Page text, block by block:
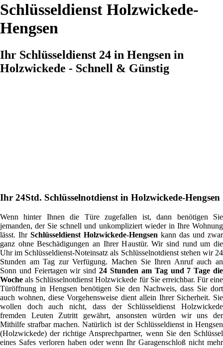
Schlüsseldienst Holzwickede-
Hengsen
Ihr Schlüsseldienst 24 in Hengsen in
Holzwickede - Schnell & Günstig
Ihr 24Std. Schlüsselnotdienst in Holzwickede-Hengsen
Wenn hinter Ihnen die Türe zugefallen ist, dann benötigen Sie
jemanden, der Sie schnell und unkompliziert wieder in Ihre Wohnung
lässt. Ihr Schlüsseldienst Holzwickede-Hengsen kann das und zwar
ganz ohne Beschädigungen an Ihrer Haustür. Wir sind rund um die
Uhr im Schlüsseldienst-Noteinsatz als Schlüsselnotdienst stehen wir 24
Stunden am Tag zur Verfügung. Machen Sie Ihren Anruf auch an
Sonn und Feiertagen wir sind24 Stunden am Tag und 7 Tage die
Woche als Schlüsselnotdienst Holzwickede für Sie erreichbar. Für eine
Türöffnung in Hengsen benötigen Sie den Nachweis, dass Sie dort
auch wohnen, diese Vorgehensweise dient allein Ihrer Sicherheit. Sie
wollen doch auch nicht, dass der Schlüsseldienst Holzwickede
fremden Leuten Zutritt gewährt, ansonsten würden wir uns der
Mithilfe strafbar machen. Natürlich ist der Schlüsseldienst in Hengsen
(Holzwickede) der richtige Ansprechpartner, wenn Sie den Schlüssel
eines Safes verloren haben oder wenn Ihr Garagenschloß nicht mehr